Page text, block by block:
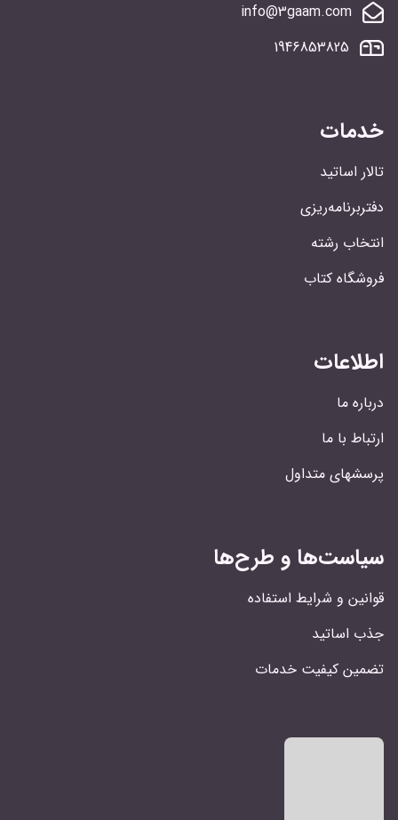
info@3gaam.com
1946853825
خدمات
تالار اساتید
دفتربرنامه‌ریزی
انتخاب رشته
فروشگاه کتاب
اطلاعات
درباره ما
ارتباط با ما
پرسشهای متداول
سیاست‌ها و طرح‌ها
قوانین و شرایط استفاده
جذب اساتید
تضمین کیفیت خدمات